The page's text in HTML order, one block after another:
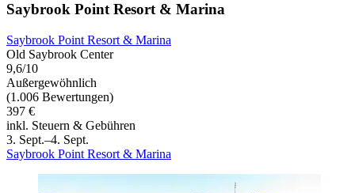
Saybrook Point Resort & Marina
Saybrook Point Resort & Marina
Old Saybrook Center
9,6/10
Außergewöhnlich
(1.006 Bewertungen)
397 €
inkl. Steuern & Gebühren
3. Sept.–4. Sept.
Saybrook Point Resort & Marina